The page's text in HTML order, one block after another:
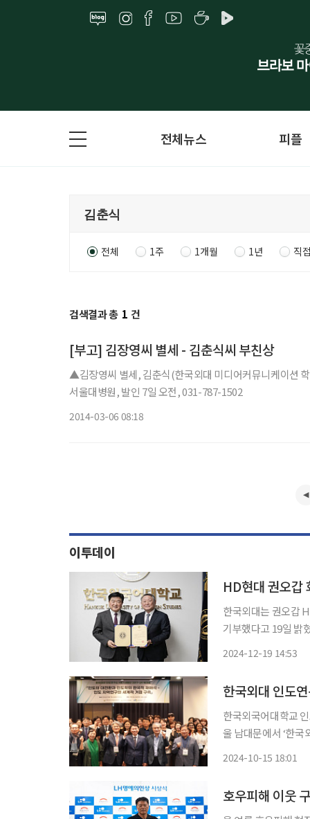
전체뉴스 피플
전체 1주 1개월 1년 직
검색결과 총 1 건
[부고] 김장영씨 별세 - 김춘식씨 부친상
▲김장영씨 별세, 김춘식(한국외대 미디어커뮤니케이션
서울대병원, 발인 7일 오전, 031-787-1502
2014-03-06 08:18
이투데이
HD현대 권오갑
한국외대는 권오갑
기부했다고 19일 밝혔다. 이날 한국외대 총장실에서 진행된 기부 서명식에
2024-12-19 14:53
한국외국어대학교
울 남대문에서 ‘한
2024-10-15 18:01
호우피해 이웃